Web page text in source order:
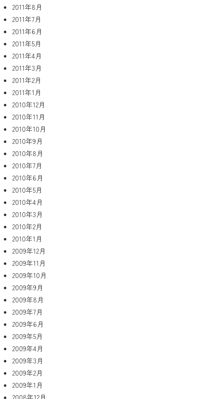
2011年8月
2011年7月
2011年6月
2011年5月
2011年4月
2011年3月
2011年2月
2011年1月
2010年12月
2010年11月
2010年10月
2010年9月
2010年8月
2010年7月
2010年6月
2010年5月
2010年4月
2010年3月
2010年2月
2010年1月
2009年12月
2009年11月
2009年10月
2009年9月
2009年8月
2009年7月
2009年6月
2009年5月
2009年4月
2009年3月
2009年2月
2009年1月
2008年12月